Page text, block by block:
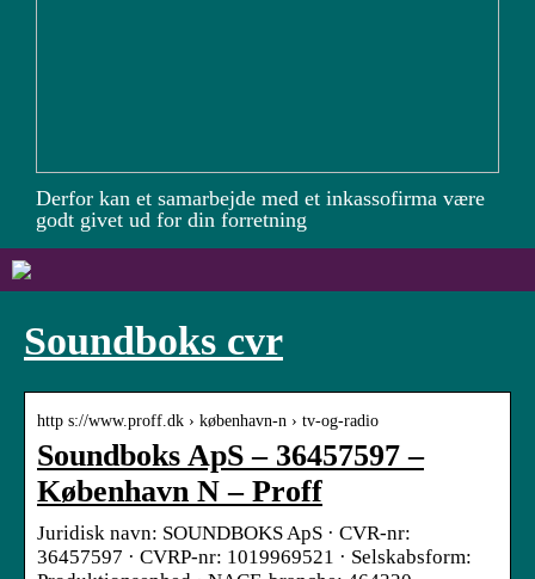
Derfor kan et samarbejde med et inkassofirma være
godt givet ud for din forretning
Soundboks cvr
http s://www.proff.dk › københavn-n › tv-og-radio
Soundboks ApS – 36457597 –
København N – Proff
Juridisk navn: SOUNDBOKS ApS · CVR-nr:
36457597 · CVRP-nr: 1019969521 · Selskabsform: